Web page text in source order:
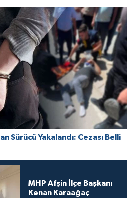
Sürücü Yakalandı: Cezası Belli
MHP Afşin İlçe Başkanı
Kenan Karaağaç